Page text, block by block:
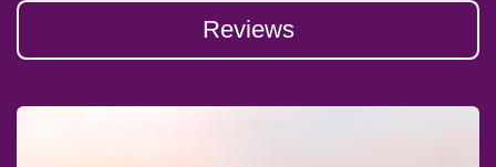
Reviews